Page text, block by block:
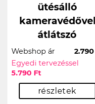
ütésálló
kameravédővel
átlátszó
Webshop ár
Egyedi tervezéssel
5.790 Ft
részletek